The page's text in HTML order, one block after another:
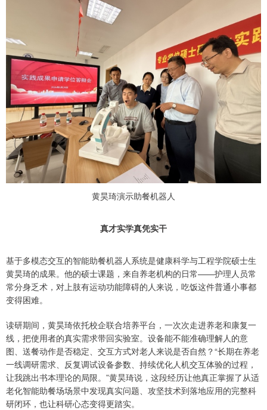
黄昊琦演示助餐机器人
真才实学真凭实干
基于多模态交互的智能助餐机器人系统是健康科学与工程学院硕士生
黄昊琦的成果。他的硕士课题，来自养老机构的日常——护理人员常
常分身乏术，对上肢有运动功能障碍的人来说，吃饭这件普通小事都
变得困难。
读研期间，黄昊琦依托校企联合培养平台，一次次走进养老和康复一
线，把使用者的真实需求带回实验室。设备能不能准确理解人的意
图、送餐动作是否稳定、交互方式对老人来说是否自然？“长期在养老
一线调研需求、反复调试设备参数、持续优化人机交互体验的过程，
让我跳出书本理论的局限。”黄昊琦说，这段经历让他真正掌握了从适
老化智能助餐场场景中发现真实问题、攻坚技术到落地应用的完整科
研闭环，也让科研心态变得更踏实。